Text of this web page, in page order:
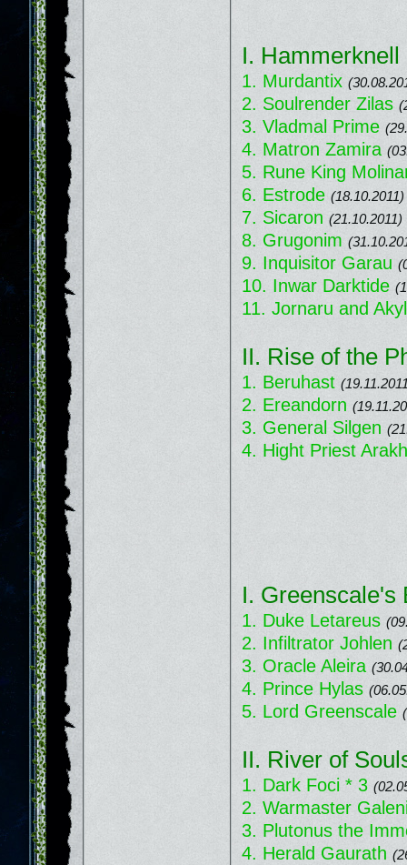
I.
1. Murdantix
2. Soulrender Zilas
3. Vladmal Prime
4. Matron Zamira
5. Rune King
6. Estrode (18.10.2011)
7. Sicaron (21.10.2011)
8. Grugonim
9. Inquisitor Garau
10. Inwar Darktide
11. Jornaru and
II. Rise of the
1. Beruhast
2. Ereandorn
3. General Silgen
4. Hight Priest
I. Greenscale's
1. Duke Letareus
2. Infiltrator Johlen
3. Oracle Aleira
4. Prince Hylas
5. Lord Greenscale
II. River of
1. Dark Foci * 3
2. Warmaster
3. Plutonus the
4. Herald Gaurath